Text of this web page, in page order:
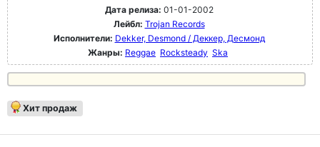
Дата релиза: 01-01-2002
Лейбл: Trojan Records
Исполнители: Dekker, Desmond / Деккер, Десмонд
Жанры: Reggae Rocksteady Ska
Хит продаж